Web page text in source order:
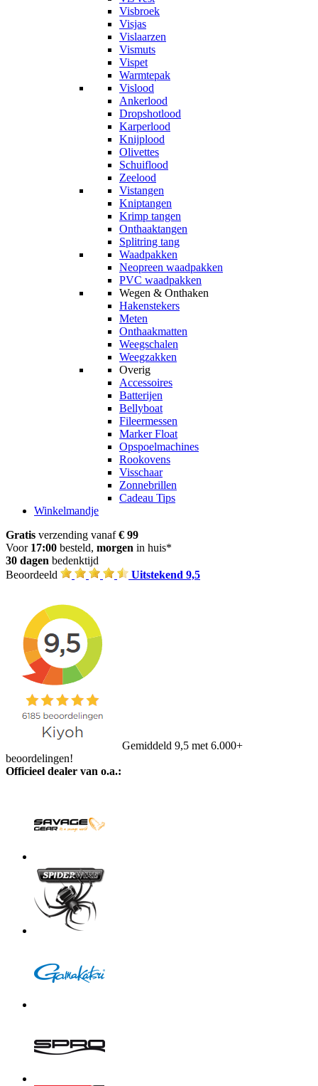
Visbroek
Visjas
Vislaarzen
Vismuts
Vispet
Warmtepak
Vislood
Ankerlood
Dropshotlood
Karperlood
Knijplood
Olivettes
Schuiflood
Zeelood
Vistangen
Kniptangen
Krimp tangen
Onthaaktangen
Splitring tang
Waadpakken
Neopreen waadpakken
PVC waadpakken
Wegen & Onthaken
Hakenstekers
Meten
Onthaakmatten
Weegschalen
Weegzakken
Overig
Accessoires
Batterijen
Bellyboat
Fileermessen
Marker Float
Opspoelmachines
Rookovens
Visschaar
Zonnebrillen
Cadeau Tips
Winkelmandje
Gratis verzending vanaf€ 99
Voor 17:00 besteld, morgen in huis*
30 dagen bedenktijd
Beoordeeld
Uitstekend 9,5
Gemiddeld 9,5 met 6.000+
beoordelingen!
Officieel dealer van o.a.: